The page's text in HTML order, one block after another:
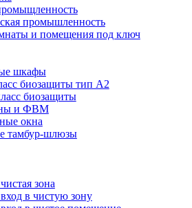
промышленность
и помещения под ключ
шкафы
биозащиты тип А2
биозащиты
и ФВМ
окна
тамбур-шлюзы
зона
в чистую зону